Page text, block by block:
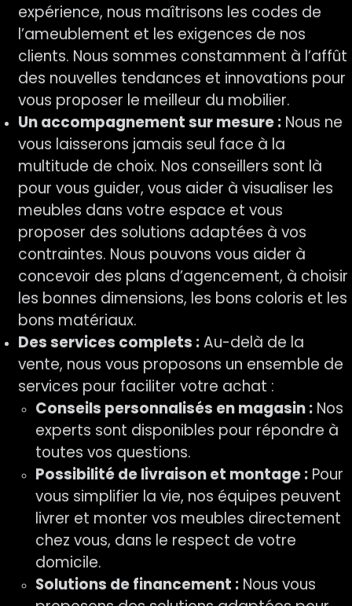
expérience, nous maîtrisons les codes de
l’ameublement et les exigences de nos
clients. Nous sommes constamment à l’affût
des nouvelles tendances et innovations pour
vous proposer le meilleur du mobilier.
Un accompagnement sur mesure :Nous ne
vous laisserons jamais seul face à la
multitude de choix. Nos conseillers sont là
pour vous guider, vous aider à visualiser les
meubles dans votre espace et vous
proposer des solutions adaptées à vos
contraintes. Nous pouvons vous aider à
concevoir des plans d’agencement, à choisir
les bonnes dimensions, les bons coloris et les
bons matériaux.
Des services complets :Au-delà de la
vente, nous vous proposons un ensemble de
services pour faciliter votre achat :
Conseils personnalisés en magasin : Nos
experts sont disponibles pour répondre à
toutes vos questions.
Possibilité de livraison et montage : Pour
vous simplifier la vie, nos équipes peuvent
livrer et monter vos meubles directement
chez vous, dans le respect de votre
domicile.
Solutions de financement : Nous vous